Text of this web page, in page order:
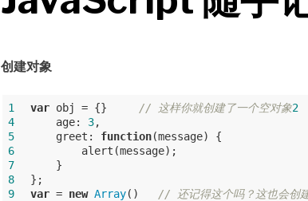
创建对象
1 var obj = {} // 这样你就创建了一个空对象2
4
age: 3
5
greet : function(message)
6
7
8
9
var = new Array() // 还记得这个吗？这也会创